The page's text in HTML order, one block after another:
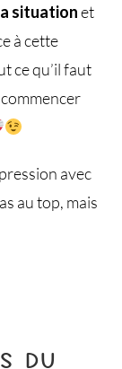
situationet
à cette
ce qu’il faut
avec
au top, mais
DU